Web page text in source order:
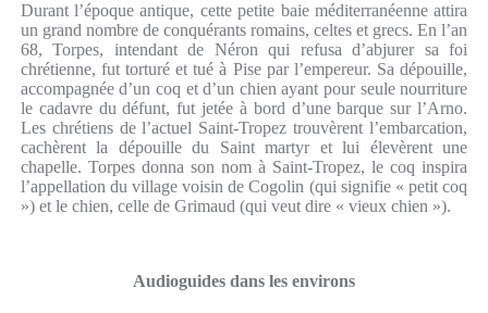
Durant l’époque antique, cette petite baie méditerranéenne attira
un grand nombre de conquérants romains, celtes et grecs. En l’an
68, Torpes, intendant de Néron qui refusa d’abjurer sa foi
chrétienne, fut torturé et tué à Pise par l’empereur. Sa dépouille,
accompagnée d’un coq et d’un chien ayant pour seule nourriture
le cadavre du défunt, fut jetée à bord d’une barque sur l’Arno.
Les chrétiens de l’actuel Saint-Tropez trouvèrent l’embarcation,
cachèrent la dépouille du Saint martyr et lui élevèrent une
chapelle. Torpes donna son nom à Saint-Tropez, le coq inspira
l’appellation du village voisin de Cogolin (qui signifie « petit coq
») et le chien, celle de Grimaud (qui veut dire « vieux chien »).
Audioguides dans les environs